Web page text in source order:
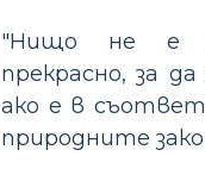
"Нищо не е
прекрасно, за
ако е в
природните